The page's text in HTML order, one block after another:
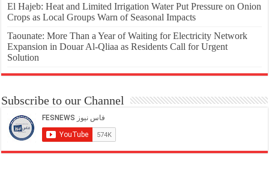
El Hajeb: Heat and Limited Irrigation Water Put Pressure on Onion
Crops as Local Groups Warn of Seasonal Impacts
Taounate: More Than a Year of Waiting for Electricity Network
Expansion in Douar Al-Qliaa as Residents Call for Urgent
Solution
Subscribe to our Channel